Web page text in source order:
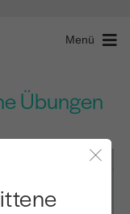
Menü
Übungen